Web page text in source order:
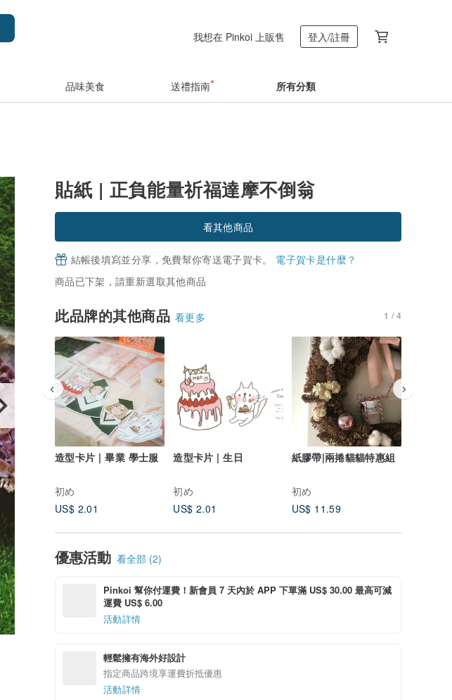
我想在 Pinkoi 上販售 登入/註冊
品味美食 送禮指南 所有分類
貼紙 | 正負能量祈福達摩不倒翁
看其他商品
結帳後填寫並分享，免費幫你寄送電子賀卡。 電子賀卡是什麼？
商品已下架，請重新選取其他商品
此品牌的其他商品 看更多 1 / 4
造型卡片 | 畢業 學士服
初め
US$ 2.01
造型卡片 | 生日
初め
US$ 2.01
紙膠帶|兩捲貓貓特惠組
初め
US$ 11.59
優惠活動 看全部 (2)
Pinkoi 幫你付運費！新會員 7 天內於 APP 下單滿 US$ 30.00 最高可減
運費 US$ 6.00
活動詳情
輕鬆擁有海外好設計
指定商品跨境享運費折抵優惠
活動詳情